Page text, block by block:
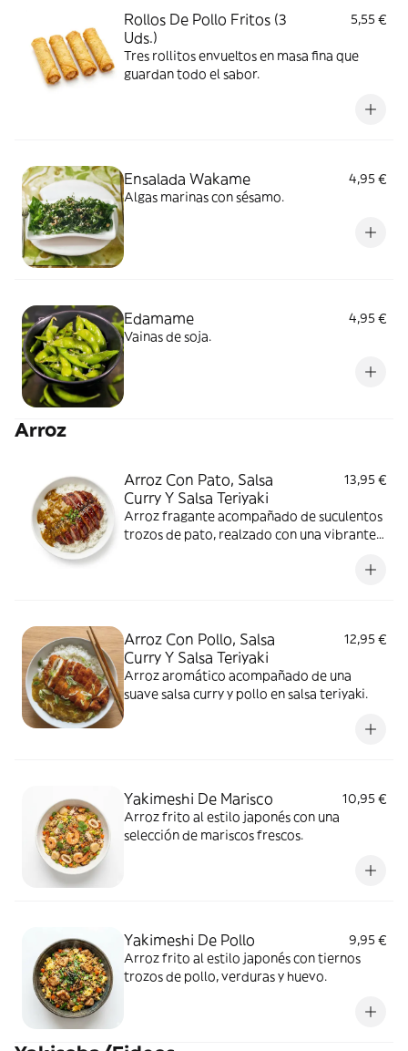
Rollos De Pollo Fritos (3
Uds.)
5,55 €
Tres rollitos envueltos en masa fina que
guardan todo el sabor.
Ensalada Wakame
4,95 €
Algas marinas con sésamo.
Edamame
4,95 €
Vainas de soja.
Arroz
Arroz Con Pato, Salsa
Curry Y Salsa Teriyaki
13,95 €
Arroz fragante acompañado de suculentos
trozos de pato, realzado con una vibrante
Arroz Con Pollo, Salsa
Curry Y Salsa Teriyaki
12,95 €
Arroz aromático acompañado de una
suave salsa curry y pollo en salsa teriyaki.
Yakimeshi De Marisco
10,95 €
Arroz frito al estilo japonés con una
selección de mariscos frescos.
Yakimeshi De Pollo
9,95 €
Arroz frito al estilo japonés con tiernos
trozos de pollo, verduras y huevo.